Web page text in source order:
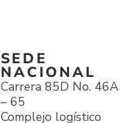
SEDE
NACIONAL
Carrera 85D No. 46A
– 65
Complejo logístico